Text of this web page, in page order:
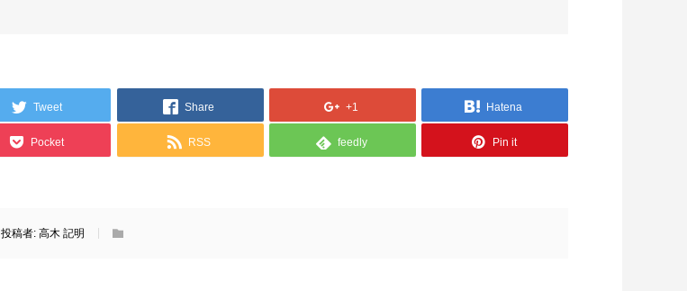
Tweet Share +1 Hatena
Pocket RSS feedly Pin it
投稿者:高木 記明